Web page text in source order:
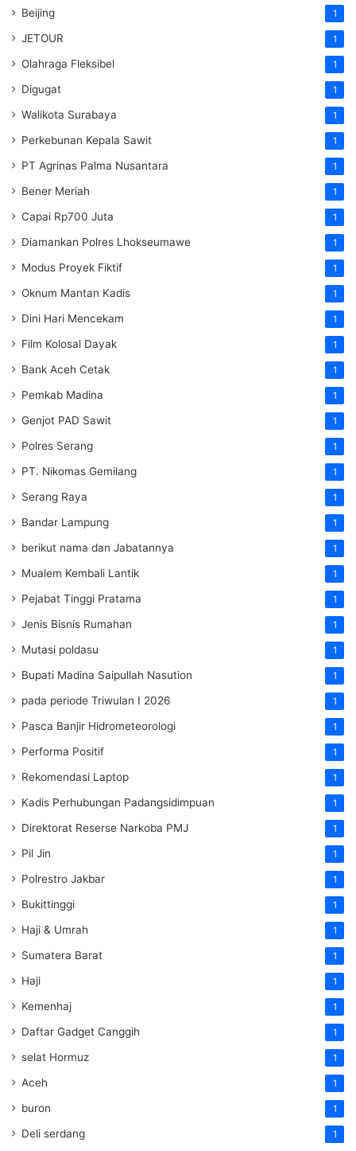
Beijing 1
JETOUR 1
Olahraga Fleksibel 1
Digugat 1
Walikota Surabaya 1
Perkebunan Kepala Sawit 1
PT Agrinas Palma Nusantara 1
Bener Meriah 1
Capai Rp700 Juta 1
Diamankan Polres Lhokseumawe 1
Modus Proyek Fiktif 1
Oknum Mantan Kadis 1
Dini Hari Mencekam 1
Film Kolosal Dayak 1
Bank Aceh Cetak 1
Pemkab Madina 1
Genjot PAD Sawit 1
Polres Serang 1
PT. Nikomas Gemilang 1
Serang Raya 1
Bandar Lampung 1
berikut nama dan Jabatannya 1
Mualem Kembali Lantik 1
Pejabat Tinggi Pratama 1
Jenis Bisnis Rumahan 1
Mutasi poldasu 1
Bupati Madina Saipullah Nasution 1
pada periode Triwulan I 2026 1
Pasca Banjir Hidrometeorologi 1
Performa Positif 1
Rekomendasi Laptop 1
Kadis Perhubungan Padangsidimpuan 1
Direktorat Reserse Narkoba PMJ 1
Pil Jin 1
Polrestro Jakbar 1
Bukittinggi 1
Haji & Umrah 1
Sumatera Barat 1
Haji 1
Kemenhaj 1
Daftar Gadget Canggih 1
selat Hormuz 1
Aceh 1
buron 1
Deli serdang 1